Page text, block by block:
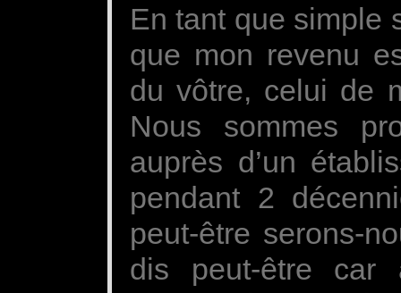
En tant que simple
que mon revenu
du vôtre, celui de
Nous sommes
auprès d’un
pendant 2
peut-être serons-
dis peut-être